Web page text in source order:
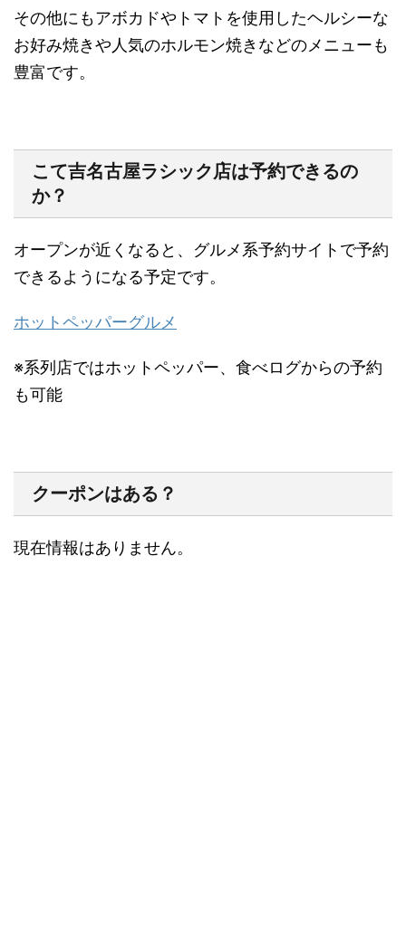
その他にもアボカドやトマトを使用したヘルシーな
お好み焼きや人気のホルモン焼きなどのメニューも
豊富です。
こて吉名古屋ラシック店は予約できるの
か？
オープンが近くなると、グルメ系予約サイトで予約
できるようになる予定です。
ホットペッパーグルメ
※系列店ではホットペッパー、食べログからの予約
も可能
クーポンはある？
現在情報はありません。